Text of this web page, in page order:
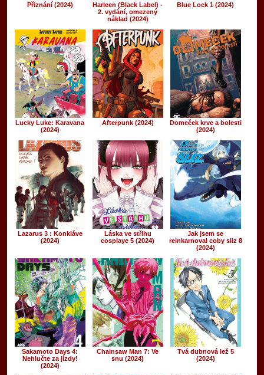
Přiznání (2024)
Harleen (Black Label) -
2. vydání, omezený
náklad (2024)
Blue Lock 1 (2024)
Lucky Luke: Karavana
(2024)
Afterpunk (2024)
Domeček krve a bolesti
(2024)
Lazarus 3 : Konkláve
(2024)
Láska ve střihu
cosplaye 5 (2024)
Jak jsem se
reinkarnoval coby sliz 8
(2024)
Sakamoto Days 4:
Nehlučte za jízdy!
(2024)
Chainsaw Man 7: Ve
snu (2024)
Tvá dubnová lež 5
(2024)